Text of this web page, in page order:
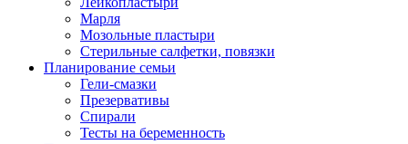
Марля
Мозольные пластыри
Стерильные салфетки, повязки
Планирование семьи
Гели-смазки
Презервативы
Спирали
Тесты на беременность